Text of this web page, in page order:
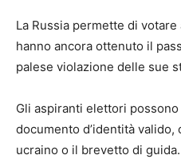
La Russia permette di
hanno ancora ottenuto il
palese violazione delle sue
Gli aspiranti elettori
documento d’identità
ucraino o il brevetto di guida.